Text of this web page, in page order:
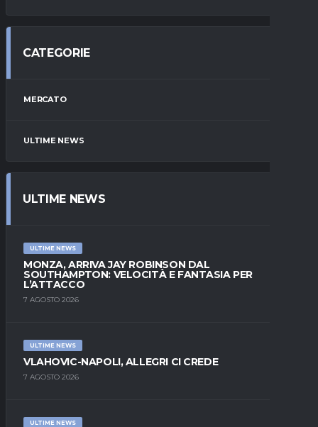
CATEGORIE
MERCATO
ULTIME NEWS
ULTIME NEWS
ULTIME NEWS
MONZA, ARRIVA JAY ROBINSON DAL
SOUTHAMPTON: VELOCITÀ E FANTASIA PER
L’ATTACCO
7 AGOSTO 2026
ULTIME NEWS
VLAHOVIC-NAPOLI, ALLEGRI CI CREDE
7 AGOSTO 2026
ULTIME NEWS